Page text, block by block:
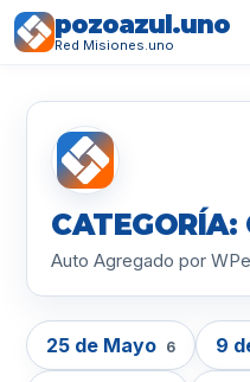
pozoazul.uno
Red Misiones.uno
CATEGORÍA:
Auto Agregado por
25 de Mayo 6 9